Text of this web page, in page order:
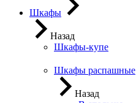
Шкафы
Назад
Шкафы-купе
Шкафы распашные
Назад